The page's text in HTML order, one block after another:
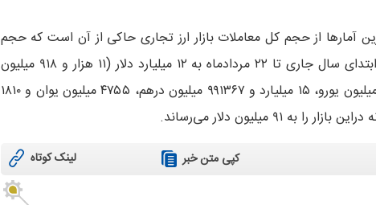
آمارها از حجم کل معاملات بازار ارز تجاری حاکی از آن است که حجم
کل معاملات بازار ارز تجاری در مرکز مبادله از ابتدای سال جاری تا ۲۲ مردادماه به ۱۲ میلیارد دلار (۱۱ هزار و ۹۱۸ میلیون
دلار) رسیده که شامل ۶۵۰۳ میلیون دلار، ۴۷۹ میلیون یورو، ۱۵ میلیارد و ۹۹۱۳۶۷ میلیون درهم، ۴۷۵۵ میلیون یوان و ۱۸۱۰
میلیون دلار می‌رساند.
کپی متن خبر لینک کوتاه